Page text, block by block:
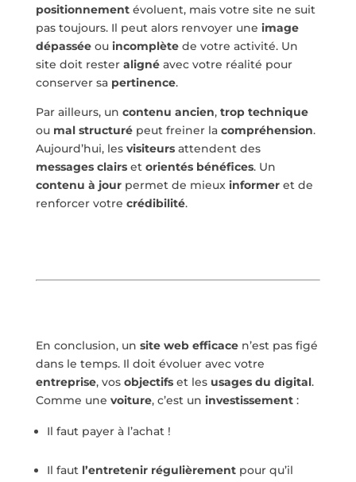
positionnementévoluent, mais votre site ne suit
pas toujours. Il peut alors renvoyer une image
dépasséeou incomplètede votre activité. Un
site doit rester alignéavec votre réalité pour
conserver sa pertinence.
Par ailleurs, un contenu ancien, trop technique
oumal structurépeut freiner la compréhension.
Aujourd’hui, les visiteursattendent des
messages clairset orientés bénéfices. Un
contenu à jourpermet de mieux informeret de
renforcer votre crédibilité.
En conclusion, un site web efficacen’est pas figé
dans le temps. Il doit évoluer avec votre
entreprise, vos objectifset les usages du digital.
Comme une voiture, c’est un investissement:
Il faut payer à l’achat !
Il faut l’entretenir régulièrementpour qu’il